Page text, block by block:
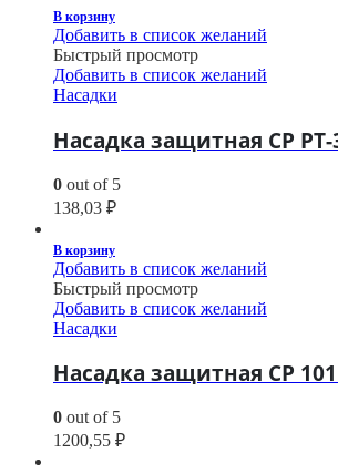
В корзину
Добавить в список желаний
Быстрый просмотр
Добавить в список желаний
Насадки
Насадка защитная CP PT-
0 out of 5
138,03 ₽
В корзину
Добавить в список желаний
Быстрый просмотр
Добавить в список желаний
Насадки
Насадка защитная CP 101
0 out of 5
1200,55 ₽